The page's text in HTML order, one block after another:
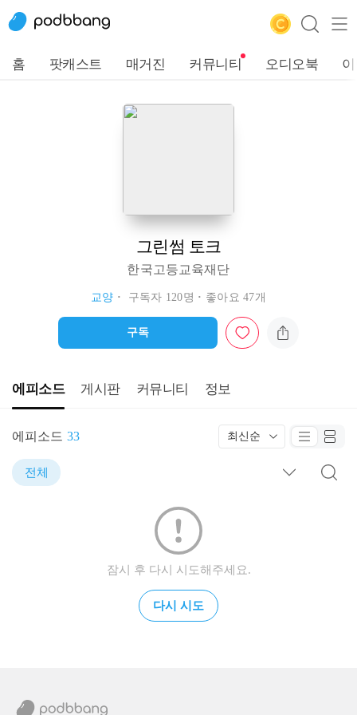
홈 팟캐스트 매거진 커뮤니티 오디오북
그린썸 토크
한국고등교육재단
교양 구독자 120명 좋아요 47개
구독
에피소드 게시판 커뮤니티 정보
에피소드 33 최신순
전체
잠시 후 다시 시도해주세요.
다시 시도